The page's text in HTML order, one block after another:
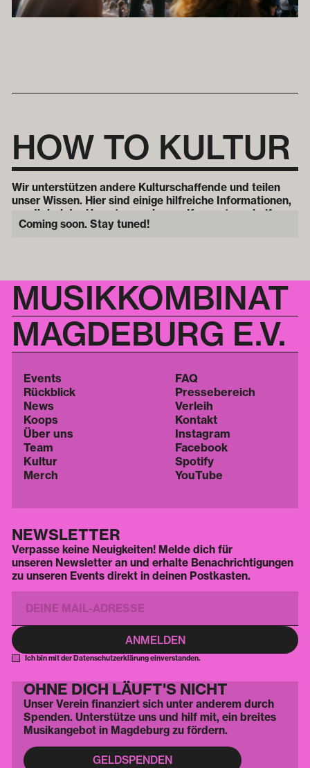
HOW TO KULTUR
Wir unterstützen andere Kulturschaffende und teilen
unser Wissen. Hier sind einige hilfreiche Informationen,
um dir bei der Umsetzung eigener Konzepte zu helfen.
Coming soon. Stay tuned!
MUSIKKOMBINAT
MAGDEBURG E.V.
Events
Rückblick
News
Koops
Über uns
Team
Kultur
Merch
FAQ
Pressebereich
Verleih
Kontakt
Instagram
Facebook
Spotify
YouTube
NEWSLETTER
Verpasse keine Neuigkeiten! Melde dich für
unseren Newsletter an und erhalte Benachrichtigungen
zu unseren Events direkt in deinen Postkasten.
Ich bin mit der Datenschutzerklärung einverstanden.
OHNE DICH LÄUFT'S NICHT
Unser Verein finanziert sich unter anderem durch
Spenden. Unterstütze uns und hilf mit, ein breites
Musikangebot in Magdeburg zu fördern.
GELDSPENDEN